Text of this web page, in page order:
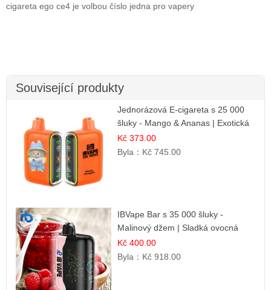
cigareta ego ce4 je volbou číslo jedna pro vapery
Související produkty
Jednorázová E-cigareta s 25 000
šluky - Mango & Ananas | Exotická
ovocná směs
Kč 373.00
Byla： Kč 745.00
IBVape Bar s 35 000 šluky -
Malinový džem | Sladká ovocná
příchuť
Kč 400.00
Byla： Kč 918.00